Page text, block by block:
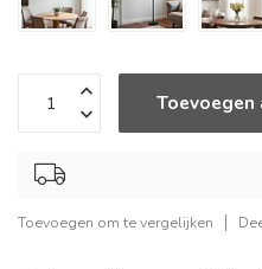
Toevoegen
Toevoegen om te vergelijken